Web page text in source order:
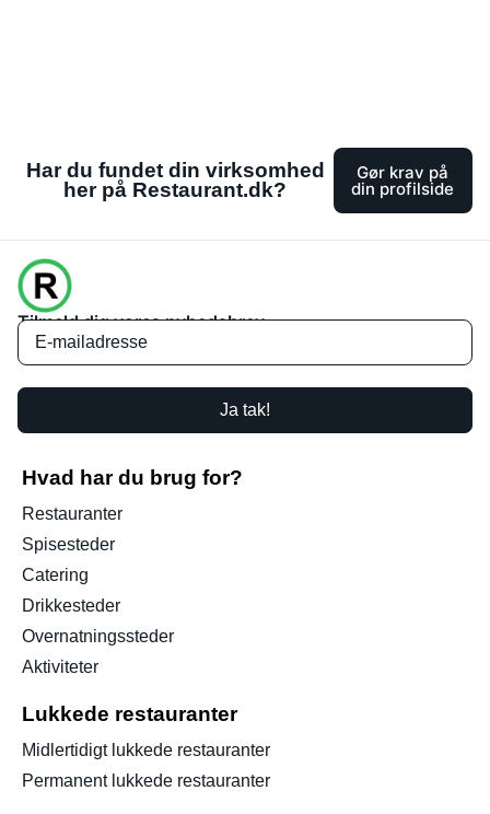
Har du fundet din virksomhed
her på Restaurant.dk?
Gør krav på
din profilside
Tilmeld dig vores nyhedsbrev
Ja tak!
Hvad har du brug for?
Restauranter
Spisesteder
Catering
Drikkesteder
Overnatningssteder
Aktiviteter
Lukkede restauranter
Midlertidigt lukkede restauranter
Permanent lukkede restauranter